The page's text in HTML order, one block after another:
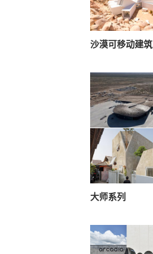
沙漠可移动建筑
大师系列